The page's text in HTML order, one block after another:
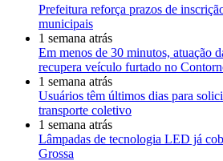
Prefeitura reforça prazos de
municipais
1 semana atrás
Em menos de 30 minutos, atuação
recupera veículo furtado no
1 semana atrás
Usuários têm últimos dias para
transporte coletivo
1 semana atrás
Lâmpadas de tecnologia LED já
Grossa